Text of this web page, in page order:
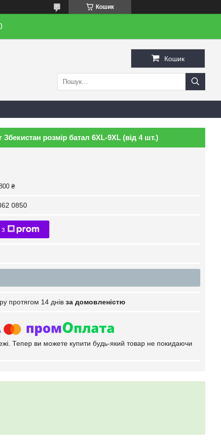
Кошик
Кошик
розмір батал 6XL-9XL (від 4 шт.)
₴
0850
протягом 14 днів за домовленістю
Тепер ви можете купити будь-який товар не покидаючи